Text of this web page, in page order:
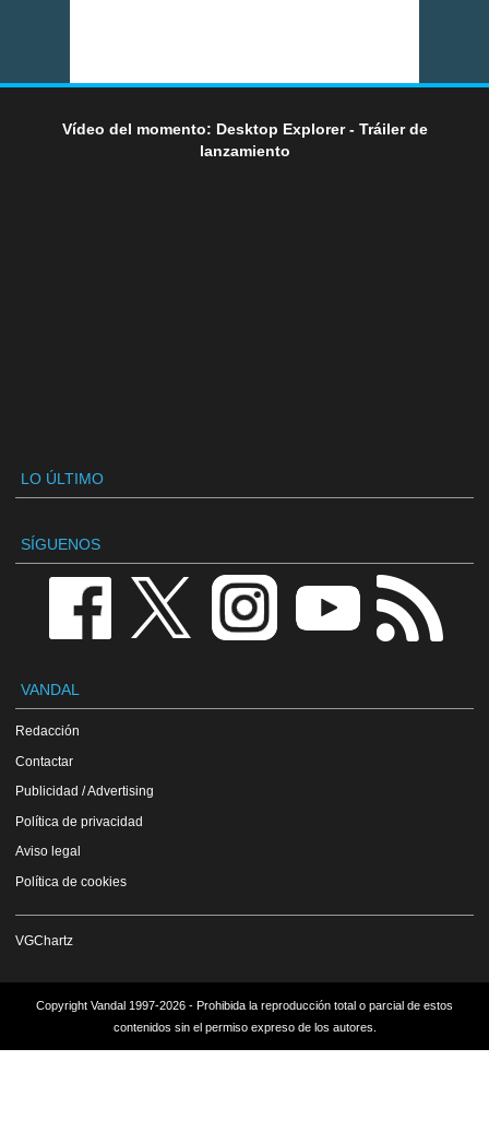
Vídeo del momento: Desktop Explorer - Tráiler de
lanzamiento
LO ÚLTIMO
SÍGUENOS
VANDAL
Redacción
Contactar
Publicidad / Advertising
Política de privacidad
Aviso legal
Política de cookies
VGChartz
Copyright Vandal 1997-2026 - Prohibida la reproducción total o parcial de estos
contenidos sin el permiso expreso de los autores.